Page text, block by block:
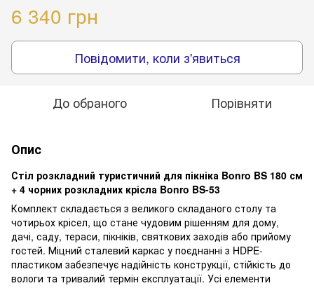
6 340 грн
Повідомити, коли з'явиться
До обраного Порівняти
Опис
Стіл розкладний туристичний для пікніка Bonro BS 180 см
+ 4 чорних розкладних крісла Bonro BS-53
Комплект складається з великого складаного столу та
чотирьох крісел, що стане чудовим рішенням для дому,
дачі, саду, тераси, пікніків, святкових заходів або прийому
гостей. Міцний сталевий каркас у поєднанні з HDPE-
пластиком забезпечує надійність конструкції, стійкість до
вологи та тривалий термін експлуатації. Усі елементи